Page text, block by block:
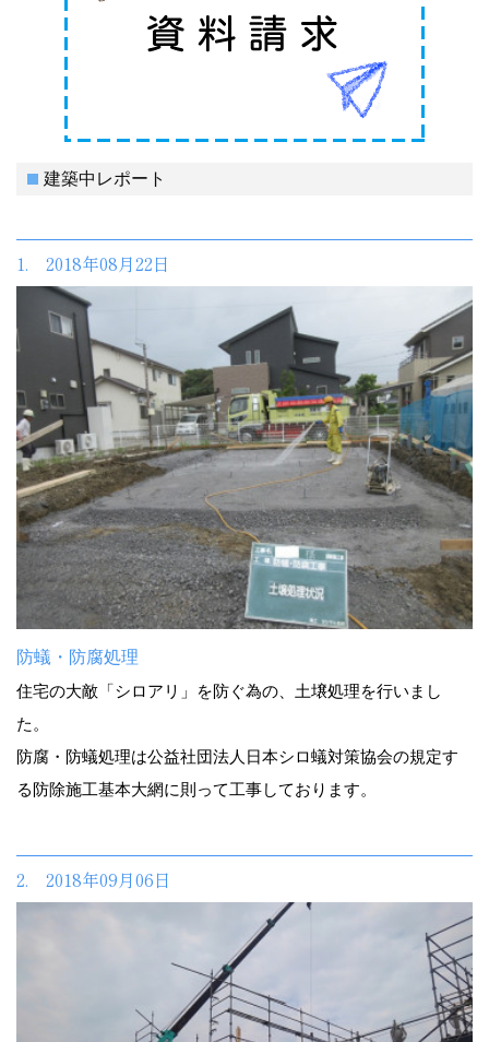
建築中レポート
1. 2018年08月22日
防蟻・防腐処理
住宅の大敵「シロアリ」を防ぐ為の、土壌処理を行いまし
た。
防腐・防蟻処理は公益社団法人日本シロ蟻対策協会の規定す
る防除施工基本大網に則って工事しております。
2. 2018年09月06日